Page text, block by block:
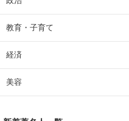
教育・子育て
経済
美容